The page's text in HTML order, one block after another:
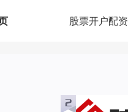
股票开户配资